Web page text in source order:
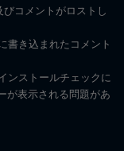
びコメントがロストし
書き込まれたコメント
ンストールチェックに
が表示される問題があ